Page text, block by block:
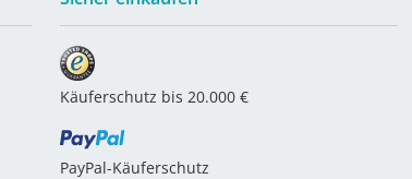
Käuferschutz bis 20.000 €
PayPal-Käuferschutz